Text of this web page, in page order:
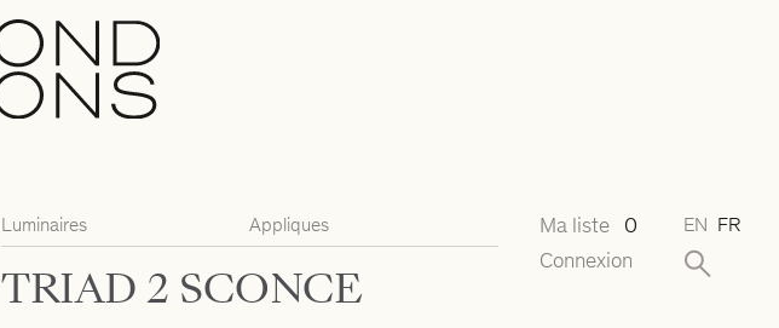
Luminaires Appliques
TRIAD 2 SCONCE
Ma liste 0
Connexion
EN FR